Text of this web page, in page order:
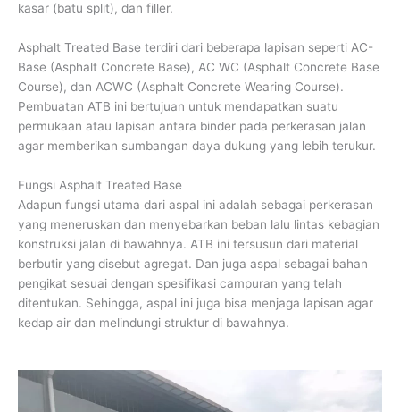
kasar (batu split), dan filler.
Asphalt Treated Base terdiri dari beberapa lapisan seperti AC-
Base (Asphalt Concrete Base), AC WC (Asphalt Concrete Base
Course), dan ACWC (Asphalt Concrete Wearing Course).
Pembuatan ATB ini bertujuan untuk mendapatkan suatu
permukaan atau lapisan antara binder pada perkerasan jalan
agar memberikan sumbangan daya dukung yang lebih terukur.
Fungsi Asphalt Treated Base
Adapun fungsi utama dari aspal ini adalah sebagai perkerasan
yang meneruskan dan menyebarkan beban lalu lintas kebagian
konstruksi jalan di bawahnya. ATB ini tersusun dari material
berbutir yang disebut agregat. Dan juga aspal sebagai bahan
pengikat sesuai dengan spesifikasi campuran yang telah
ditentukan. Sehingga, aspal ini juga bisa menjaga lapisan agar
kedap air dan melindungi struktur di bawahnya.